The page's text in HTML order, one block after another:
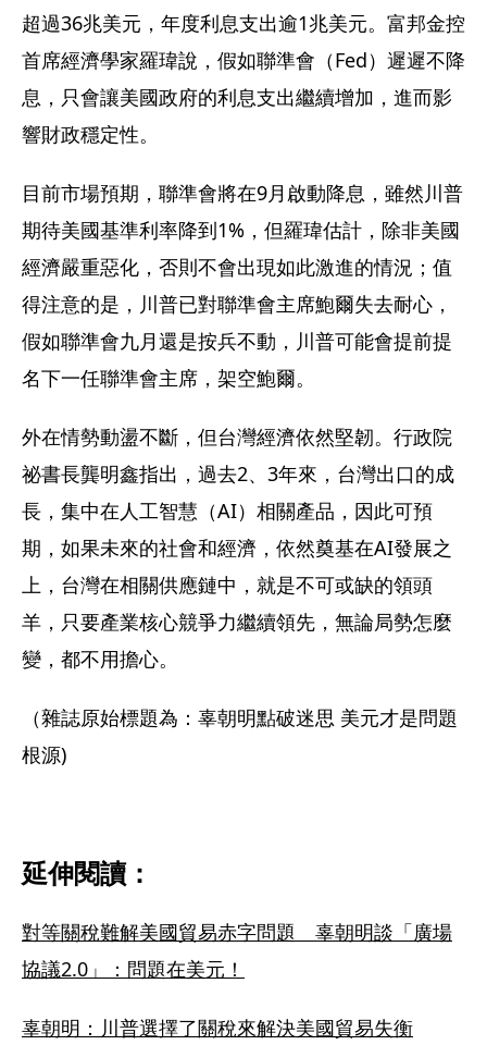
超過36兆美元，年度利息支出逾1兆美元。富邦金控
首席經濟學家羅瑋說，假如聯準會（Fed）遲遲不降
息，只會讓美國政府的利息支出繼續增加，進而影
響財政穩定性。
目前市場預期，聯準會將在9月啟動降息，雖然川普
期待美國基準利率降到1%，但羅瑋估計，除非美國
經濟嚴重惡化，否則不會出現如此激進的情況；值
得注意的是，川普已對聯準會主席鮑爾失去耐心，
假如聯準會九月還是按兵不動，川普可能會提前提
名下一任聯準會主席，架空鮑爾。
外在情勢動盪不斷，但台灣經濟依然堅韌。行政院
祕書長龔明鑫指出，過去2、3年來，台灣出口的成
長，集中在人工智慧（AI）相關產品，因此可預
期，如果未來的社會和經濟，依然奠基在AI發展之
上，台灣在相關供應鏈中，就是不可或缺的領頭
羊，只要產業核心競爭力繼續領先，無論局勢怎麼
變，都不用擔心。
（雜誌原始標題為：辜朝明點破迷思 美元才是問題
根源)
延伸閱讀：
對等關稅難解美國貿易赤字問題　辜朝明談「廣場
協議2.0」：問題在美元！
辜朝明：川普選擇了關稅來解決美國貿易失衡